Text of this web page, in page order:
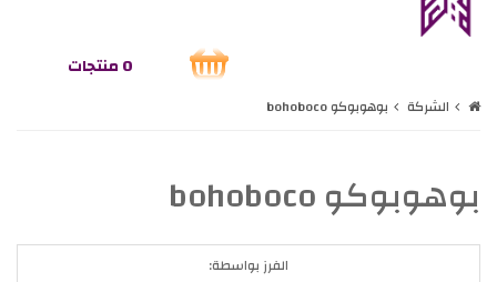
0 منتجات
الشركة بوهوبوكو bohoboco
بوهوبوكو bohoboco
الفرز بواسطة: